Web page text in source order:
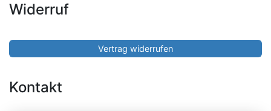
Widerruf
Vertrag widerrufen
Kontakt